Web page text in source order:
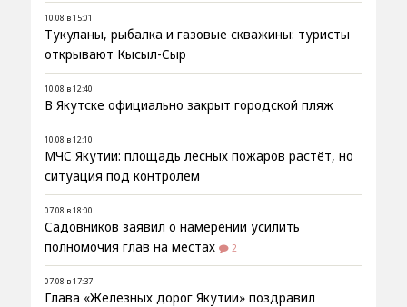
10.08 в 15:01
Тукуланы, рыбалка и газовые скважины: туристы
открывают Кысыл-Сыр
10.08 в 12:40
В Якутске официально закрыт городской пляж
10.08 в 12:10
МЧС Якутии: площадь лесных пожаров растёт, но
ситуация под контролем
07.08 в 18:00
Садовников заявил о намерении усилить
полномочия глав на местах
2
07.08 в 17:37
Глава «Железных дорог Якутии» поздравил